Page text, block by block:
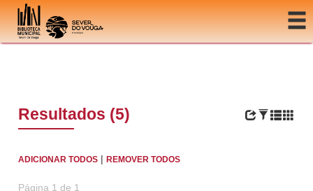
Ir para o conteúdo
Resultados (5)
ADICIONAR TODOS |REMOVER TODOS
Página 1 de 1